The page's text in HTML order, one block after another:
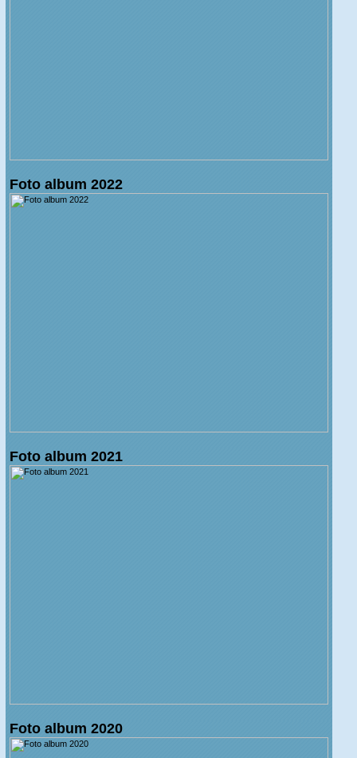
Foto album 2022
Foto album 2021
Foto album 2020